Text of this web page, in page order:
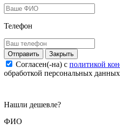
Телефон
Закрыть
Согласен(-на) c политикой
обработкой персональных данных
Нашли дешевле?
ФИО